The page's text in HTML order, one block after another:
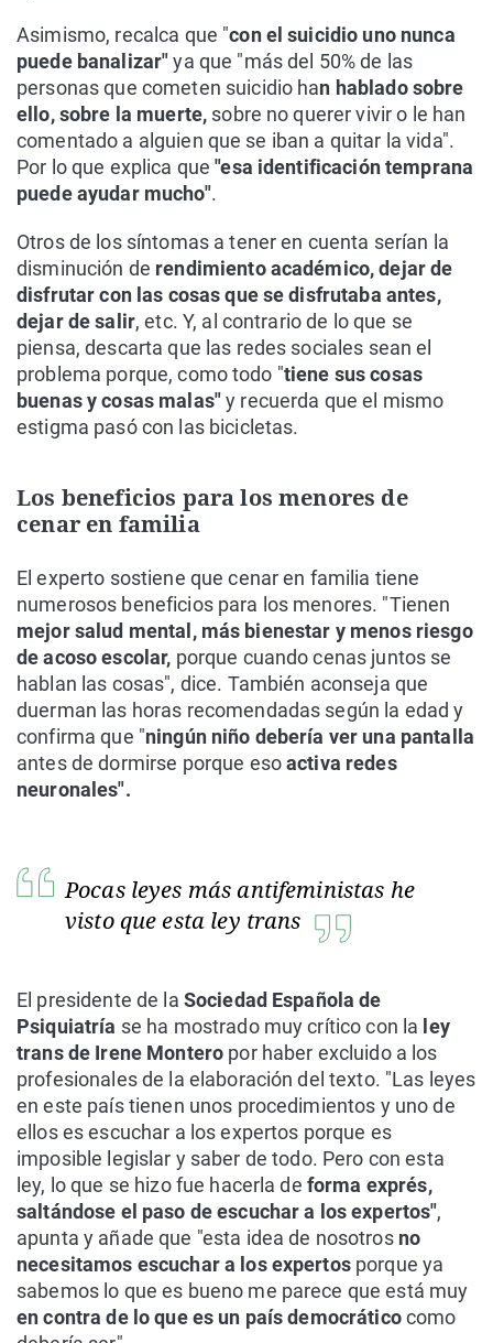
Asimismo, recalca que "con el suicidio uno nunca
puede banalizar"ya que "más del 50% de las
personas que cometen suicidio han hablado sobre
ello, sobre la muerte, sobre no querer vivir o le han
comentado a alguien que se iban a quitar la vida".
Por lo que explica que"esa identificación temprana
puede ayudar mucho".
Otros de los síntomas a tener en cuenta serían la
disminución de rendimiento académico, dejar de
disfrutar con las cosas que se disfrutaba antes,
dejar de salir, etc. Y, al contrario de lo que se
piensa, descarta que las redes sociales sean el
problema porque, como todo "tiene sus cosas
buenas y cosas malas"y recuerda que el mismo
estigma pasó con las bicicletas.
Los beneficios para los menores de
cenar en familia
El experto sostiene que cenar en familia tiene
numerosos beneficios para los menores. "Tienen
mejor salud mental, más bienestar y menos riesgo
de acoso escolar, porque cuando cenas juntos se
hablan las cosas", dice. También aconseja que
duerman las horas recomendadas según la edad y
confirma que "ningún niño debería ver una pantalla
antes de dormirse porque esoactiva redes
neuronales".
Pocas leyes más antifeministas he
visto que esta ley trans
El presidente de la Sociedad Española de
Psiquiatría se ha mostrado muy crítico con la ley
trans de Irene Montero por haber excluido a los
profesionales de la elaboración del texto. "Las leyes
en este país tienen unos procedimientos y uno de
ellos es escuchar a los expertos porque es
imposible legislar y saber de todo. Pero con esta
ley, lo que se hizo fue hacerla de forma exprés,
saltándose el paso de escuchar a los expertos",
apunta y añade que "esta idea de nosotros no
necesitamos escuchar a los expertosporque ya
sabemos lo que es bueno me parece que está muy
en contra de lo que es un país democráticocomo